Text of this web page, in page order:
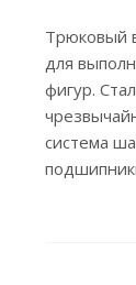
Трюковый
для
фигур.
система